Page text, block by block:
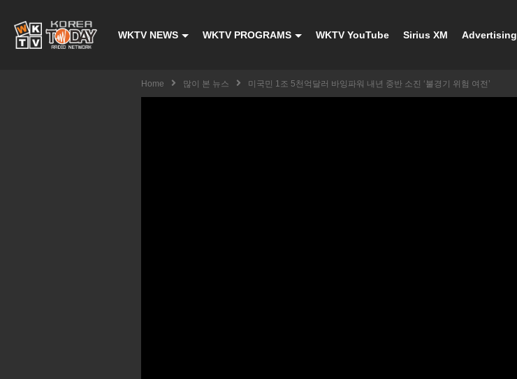
WKTV NEWS WKTV PROGRAMS WKTV YouTube Sirius XM Advertising
Home 많이 본 뉴스 미국민 1조 5천억달러 바잉파워 내년 중반 소진 ‘불경기 위험 여전’